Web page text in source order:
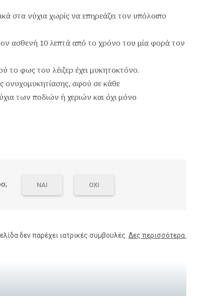
στα νύχια χωρίς να επηρεάζει τον υπόλοιπο
ασθενή 10 λεπτά από το χρόνο του μία φορά τον
το φως του λέιζερ έχει μυκητοκτόνο.
ονυχομυκητίασης, αφού σε κάθε
των ποδιών ή χεριών και όχι μόνο
ΝΑΙ ΟΧΙ
δεν παρέχει ιατρικές συμβουλές. Δες περισσότερα.